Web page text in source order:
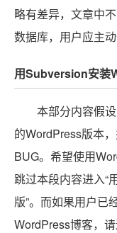
略有差异，文章中
数据库，用户应主
用Subversion安装
本部分内容假
的WordPress版本
BUG。希望使用
跳过本段内容进入“
版”。而如果用户已
WordPress博客，